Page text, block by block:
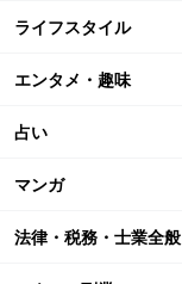
ライフスタイル
エンタメ・趣味
占い
マンガ
法律・税務・士業全般